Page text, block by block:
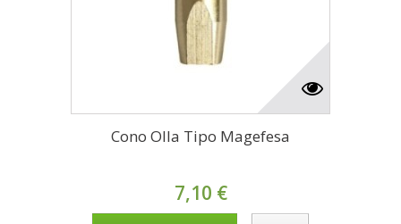
Cono Olla Tipo Magefesa
7,10 €